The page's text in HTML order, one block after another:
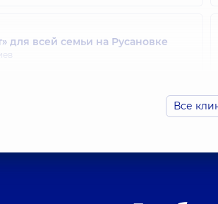
для всей семьи на Русановке
для всей семьи на Святошино
Все